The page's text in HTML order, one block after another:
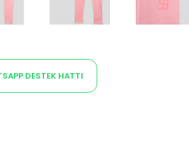
DESTEK HATTI